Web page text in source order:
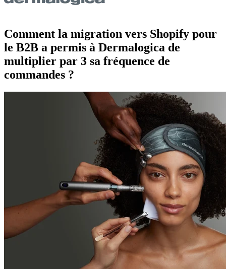
Comment la migration vers Shopify pour
le B2B a permis à Dermalogica de
multiplier par 3 sa fréquence de
commandes ?